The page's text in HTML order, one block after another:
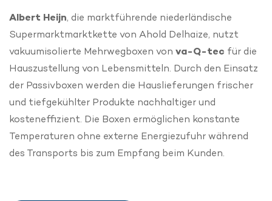
Albert Heijn, die marktführende niederländische
Supermarktmarktkette von Ahold Delhaize, nutzt
vakuumisolierte Mehrwegboxen von va-Q-tec für die
Hauszustellung von Lebensmitteln. Durch den Einsatz
der Passivboxen werden die Hauslieferungen frischer
und tiefgekühlter Produkte nachhaltiger und
kosteneffizient. Die Boxen ermöglichen konstante
Temperaturen ohne externe Energiezufuhr während
des Transports bis zum Empfang beim Kunden.